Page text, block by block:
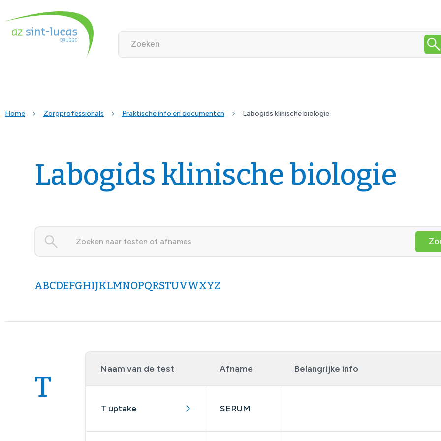
Home Zorgprofessionals Praktische info en documenten Labogids klinische biologie
Labogids klinische biologie
ABCDEFGHIJKLMNOPQRSTUVWXYZ
T
Naam van de test Afname Belangrijke info
T uptake SERUM